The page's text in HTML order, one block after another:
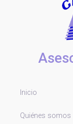
Inicio
Quiénes somos